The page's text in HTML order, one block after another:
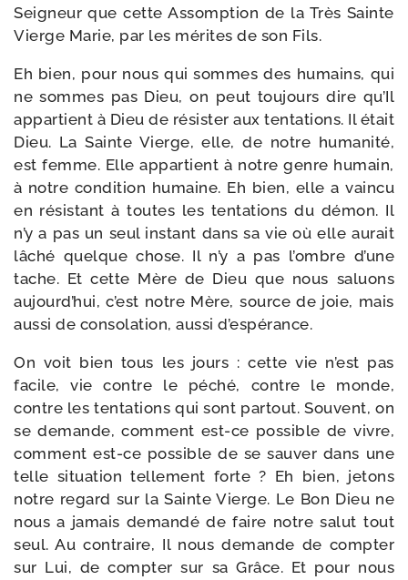
Seigneur que cette Assomption de la Très Sainte
Vierge Marie, par les mérites de son Fils.
Eh bien, pour nous qui sommes des humains, qui
ne sommes pas Dieu, on peut tou­jours dire qu’Il
appar­tient à Dieu de résis­ter aux ten­ta­tions. Il était
Dieu. La Sainte Vierge, elle, de notre huma­ni­té,
est femme. Elle appar­tient à notre genre humain,
à notre condi­tion humaine. Eh bien, elle a vain­cu
en résis­tant à toutes les ten­ta­tions du démon. Il
n’y a pas un seul ins­tant dans sa vie où elle aurait
lâché quelque chose. Il n’y a pas l’ombre d’une
tache. Et cette Mère de Dieu que nous saluons
aujourd’­hui, c’est notre Mère, source de joie, mais
aus­si de conso­la­tion, aus­si d’espérance.
On voit bien tous les jours : cette vie n’est pas
facile, vie contre le péché, contre le monde,
contre les ten­ta­tions qui sont par­tout. Souvent, on
se demande, com­ment est-​ce pos­sible de vivre,
com­ment est-​ce pos­sible de se sau­ver dans une
telle situa­tion tel­le­ment forte ? Eh bien, jetons
notre regard sur la Sainte Vierge. Le Bon Dieu ne
nous a jamais deman­dé de faire notre salut tout
seul. Au contraire, Il nous demande de comp­ter
sur Lui, de comp­ter sur sa Grâce. Et pour nous